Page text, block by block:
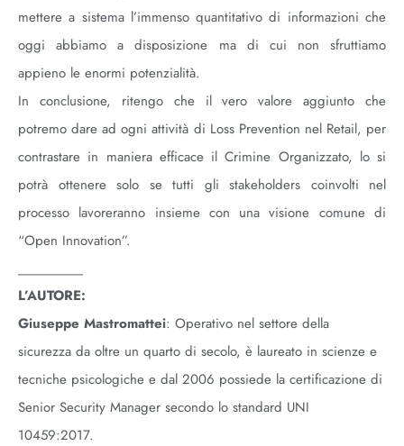
mettere a sistema l’immenso quantitativo di informazioni che
oggi abbiamo a disposizione ma di cui non sfruttiamo
appieno le enormi potenzialità.
In conclusione, ritengo che il vero valore aggiunto che
potremo dare ad ogni attività di Loss Prevention nel Retail, per
contrastare in maniera efficace il Crimine Organizzato, lo si
potrà ottenere solo se tutti gli stakeholders coinvolti nel
processo lavoreranno insieme con una visione comune di
“Open Innovation”.
L’AUTORE:
Giuseppe Mastromattei: Operativo nel settore della
sicurezza da oltre un quarto di secolo, è laureato in scienze e
tecniche psicologiche e dal 2006 possiede la certificazione di
Senior Security Manager secondo lo standard UNI
10459:2017.